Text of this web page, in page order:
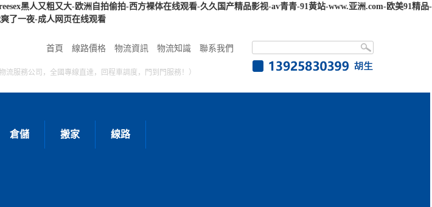
黑人又粗又大-欧洲自拍偷拍-西方裸体在线观看-久久国产精品影视-av青青-91黄站-www.亚洲.com-欧美91精品-
了一夜-成人网页在线观看
首頁 線路價格 物流資訊 物流知識 聯系我們
物流服務公司，全國專線直達，回程車調度，門到門服務！）
倉儲 搬家 線路